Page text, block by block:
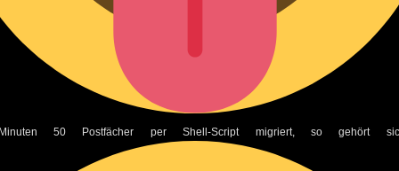
50 Postfächer per Shell-Script migriert, so gehört